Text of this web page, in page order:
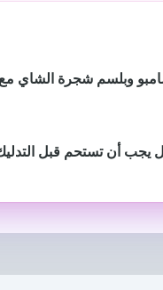
شامبو وبلسم شجرة الشاي مع
يجب أن تستحم قبل